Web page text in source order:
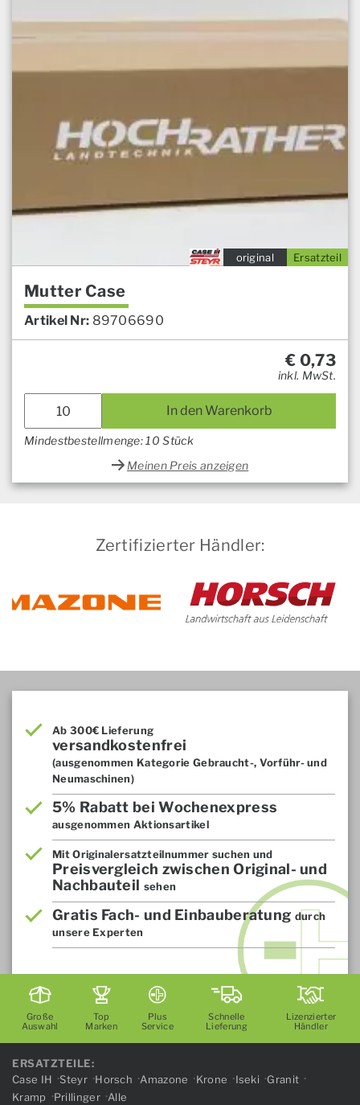
Ersatzteil
original
Mutter Case
Artikel Nr: 89706690
€ 0,73
inkl. MwSt.
In den Warenkorb
Mindestbestellmenge: 10 Stück
Meinen Preis anzeigen
Zertifizierter Händler:
Ab 300€ Lieferung
versandkostenfrei
(ausgenommen Kategorie Gebraucht-, Vorführ- und
Neumaschinen)
5% Rabatt bei Wochenexpress
ausgenommen Aktionsartikel
Mit Originalersatzteilnummer suchen und
Preisvergleich zwischen Original- und
Nachbauteil sehen
Gratis Fach- und Einbauberatung durch
unsere Experten
Große
Auswahl
Top
Marken
Plus
Service
Schnelle
Lieferung
Lizenzierter
Händler
ERSATZTEILE:
Case IH
Steyr Horsch Amazone Krone Iseki
Granit
Kramp
Prillinger Alle